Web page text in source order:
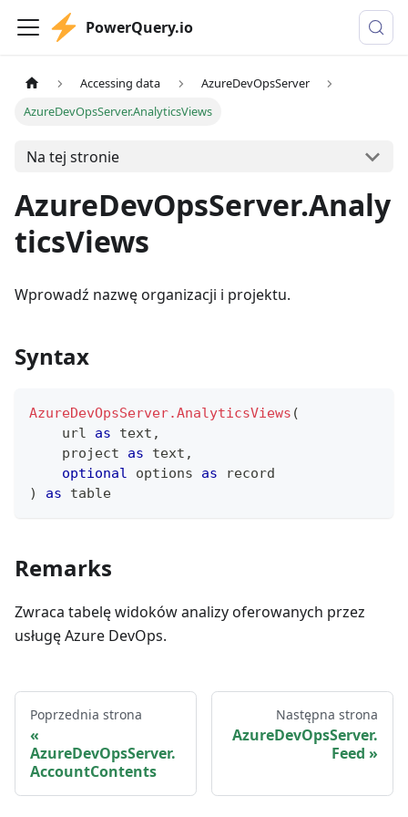
PowerQuery.io
Accessing data
AzureDevOpsServer
AzureDevOpsServer.AnalyticsViews
Na tej stronie
AzureDevOpsServer.Analy
ticsViews
Wprowadź nazwę organizacji i projektu.
Syntax
AzureDevOpsServer.AnalyticsViews (
    url
as text ,
    project
as text ,
optional options as
record
)
as table
Remarks
Zwraca tabelę widoków analizy oferowanych przez
usługę Azure DevOps.
Poprzednia strona
AzureDevOpsServer.
AccountContents
Następna strona
AzureDevOpsServer.
Feed